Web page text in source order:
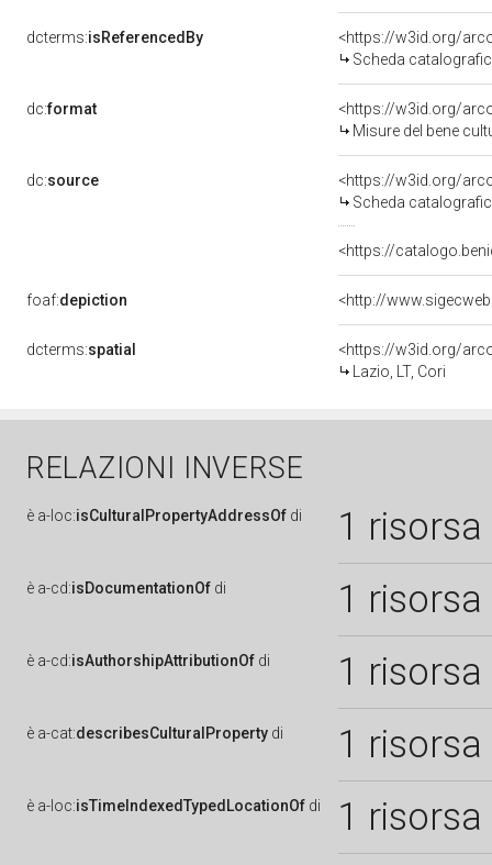
dcterms:isReferencedBy
<https://w3id.org/
Scheda
dc:format
<https://w3id.org/
Misure del bene
dc:source
<https://w3id.org/
Scheda
<https://
foaf:depiction
dcterms:spatial
<https://w3id.org/
Lazio, LT, Cori
RELAZIONI INVERSE
è a-loc:isCulturalPropertyAddressOf di 1 risorsa
è a-cd:isDocumentationOf di 1 risorsa
è a-cd:isAuthorshipAttributionOf di 1 risorsa
è a-cat:describesCulturalProperty di 1 risorsa
è a-loc:isTimeIndexedTypedLocationOf di 1 risorsa